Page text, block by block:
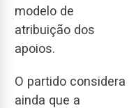
modelo de
atribuição dos
apoios.
O partido considera
ainda que a